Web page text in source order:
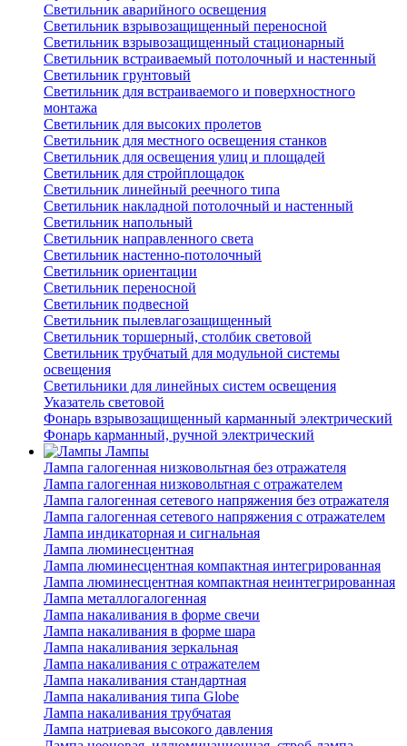
Светильник аварийного освещения
Светильник взрывозащищенный переносной
Светильник взрывозащищенный стационарный
Светильник встраиваемый потолочный и настенный
Светильник грунтовый
Светильник для встраиваемого и поверхностного
монтажа
Светильник для высоких пролетов
Светильник для местного освещения станков
Светильник для освещения улиц и площадей
Светильник для стройплощадок
Светильник линейный реечного типа
Светильник накладной потолочный и настенный
Светильник напольный
Светильник направленного света
Светильник настенно-потолочный
Светильник ориентации
Светильник переносной
Светильник подвесной
Светильник пылевлагозащищенный
Светильник торшерный, столбик световой
Светильник трубчатый для модульной системы
освещения
Светильники для линейных систем освещения
Указатель световой
Фонарь взрывозащищенный карманный электрический
Фонарь карманный, ручной электрический
Лампы
Лампа галогенная низковольтная без отражателя
Лампа галогенная низковольтная с отражателем
Лампа галогенная сетевого напряжения без отражателя
Лампа галогенная сетевого напряжения с отражателем
Лампа индикаторная и сигнальная
Лампа люминесцентная
Лампа люминесцентная компактная интегрированная
Лампа люминесцентная компактная неинтегрированная
Лампа металлогалогенная
Лампа накаливания в форме свечи
Лампа накаливания в форме шара
Лампа накаливания зеркальная
Лампа накаливания с отражателем
Лампа накаливания стандартная
Лампа накаливания типа Globe
Лампа накаливания трубчатая
Лампа натриевая высокого давления